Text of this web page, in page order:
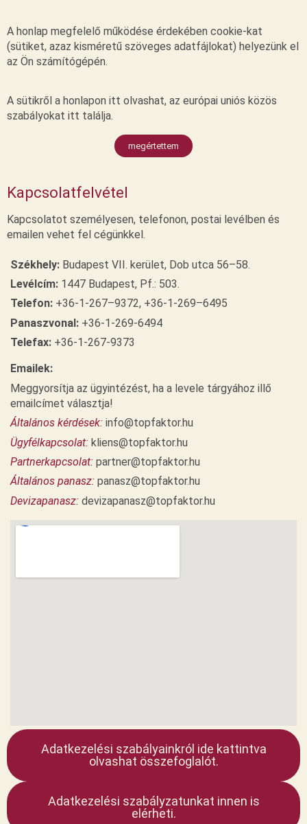
A honlap megfelelő működése érdekében cookie-kat
(sütiket, azaz kisméretű szöveges adatfájlokat) helyezünk el
az Ön számítógépén.
A sütikről a honlapon itt olvashat, az európai uniós közös
szabályokat itt találja.
megértettem
Kapcsolatfelvétel
Kapcsolatot személyesen, telefonon, postai levélben és
emailen vehet fel cégünkkel.
Székhely: Budapest VII. kerület, Dob utca 56–58.
Levélcím: 1447 Budapest, Pf.: 503.
Telefon: +36-1-267–9372, +36-1-269–6495
Panaszvonal: +36-1-269-6494
Telefax: +36-1-267-9373
Emailek:
Meggyorsítja az ügyintézést, ha a levele tárgyához illő
emailcímet választja!
Általános kérdések: info@topfaktor.hu
Ügyfélkapcsolat: kliens@topfaktor.hu
Partnerkapcsolat: partner@topfaktor.hu
Általános panasz: panasz@topfaktor.hu
Devizapanasz: devizapanasz@topfaktor.hu
Adatkezelési szabályainkról ide kattintva
olvashat összefoglalót.
Adatkezelési szabályzatunkat innen is
elérheti.